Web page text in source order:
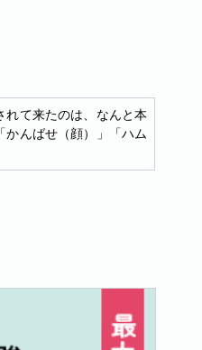
て来たのは、なんと本
んばせ（顔）」「ハム